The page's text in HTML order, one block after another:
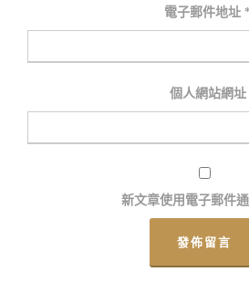
電子郵件地址 *
個人網站網址
新文章使用電子郵件通